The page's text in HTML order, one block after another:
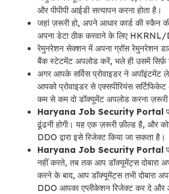
और पीपीपी आईडी सत्यापन करना होता है।
जहां ज़रूरी हो, अपने आधार कार्ड की स्कैन
अपना डेटा ठीक करवाने के लिए
रेमुनरेशन सेक्शन में अपना ग्रॉस रेमुनरेशन
बैंक स्टेटमेंट अपलोड करें, भले ही उसमें सिर्फ़
अगर आपके सर्विस प्रोवाइडर ने अपॉइंटमेंट
आपको प्रोवाइडर से एक्सपीरियंस
कम से कम दो डॉक्यूमेंट अपलोड करना
Haryana Job Security Portal
ढूंढनी होगी। यह एक ज़रूरी फ़ील्ड है, और
DDO द्वारा इसे रिजेक्ट किया जा सकता है।
Haryana Job Security Portal
नहीं करते, तब तक आप डॉक्यूमेंट्स दोबारा
करने के बाद, आप डॉक्यूमेंट्स तभी दोबारा
DDO आपका एप्लीकेशन रिजेक्ट कर दे और